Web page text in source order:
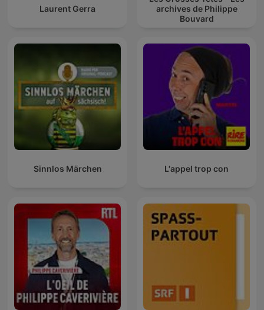
Laurent Gerra
archives de Philippe
Bouvard
Sinnlos Märchen L'appel trop con